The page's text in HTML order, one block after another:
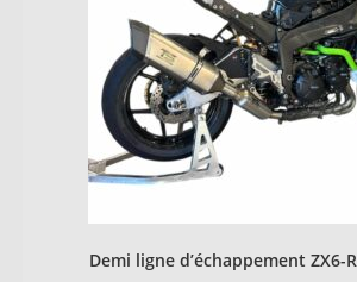
Demi ligne d’échappement ZX6-